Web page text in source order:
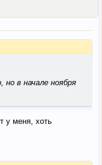
но в начале ноября
у меня, хоть